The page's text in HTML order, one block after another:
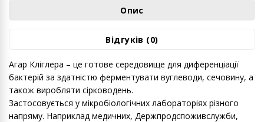
Опис
Відгуків (0)
Агар Кліглера – це готове середовище для диференціації
бактерій за здатністю ферментувати вуглеводи, сечовину, а
також виробляти сірководень.
Застосовується у мікробіологічних лабораторіях різного
напряму. Наприклад медичних, Держпродспоживслужби,